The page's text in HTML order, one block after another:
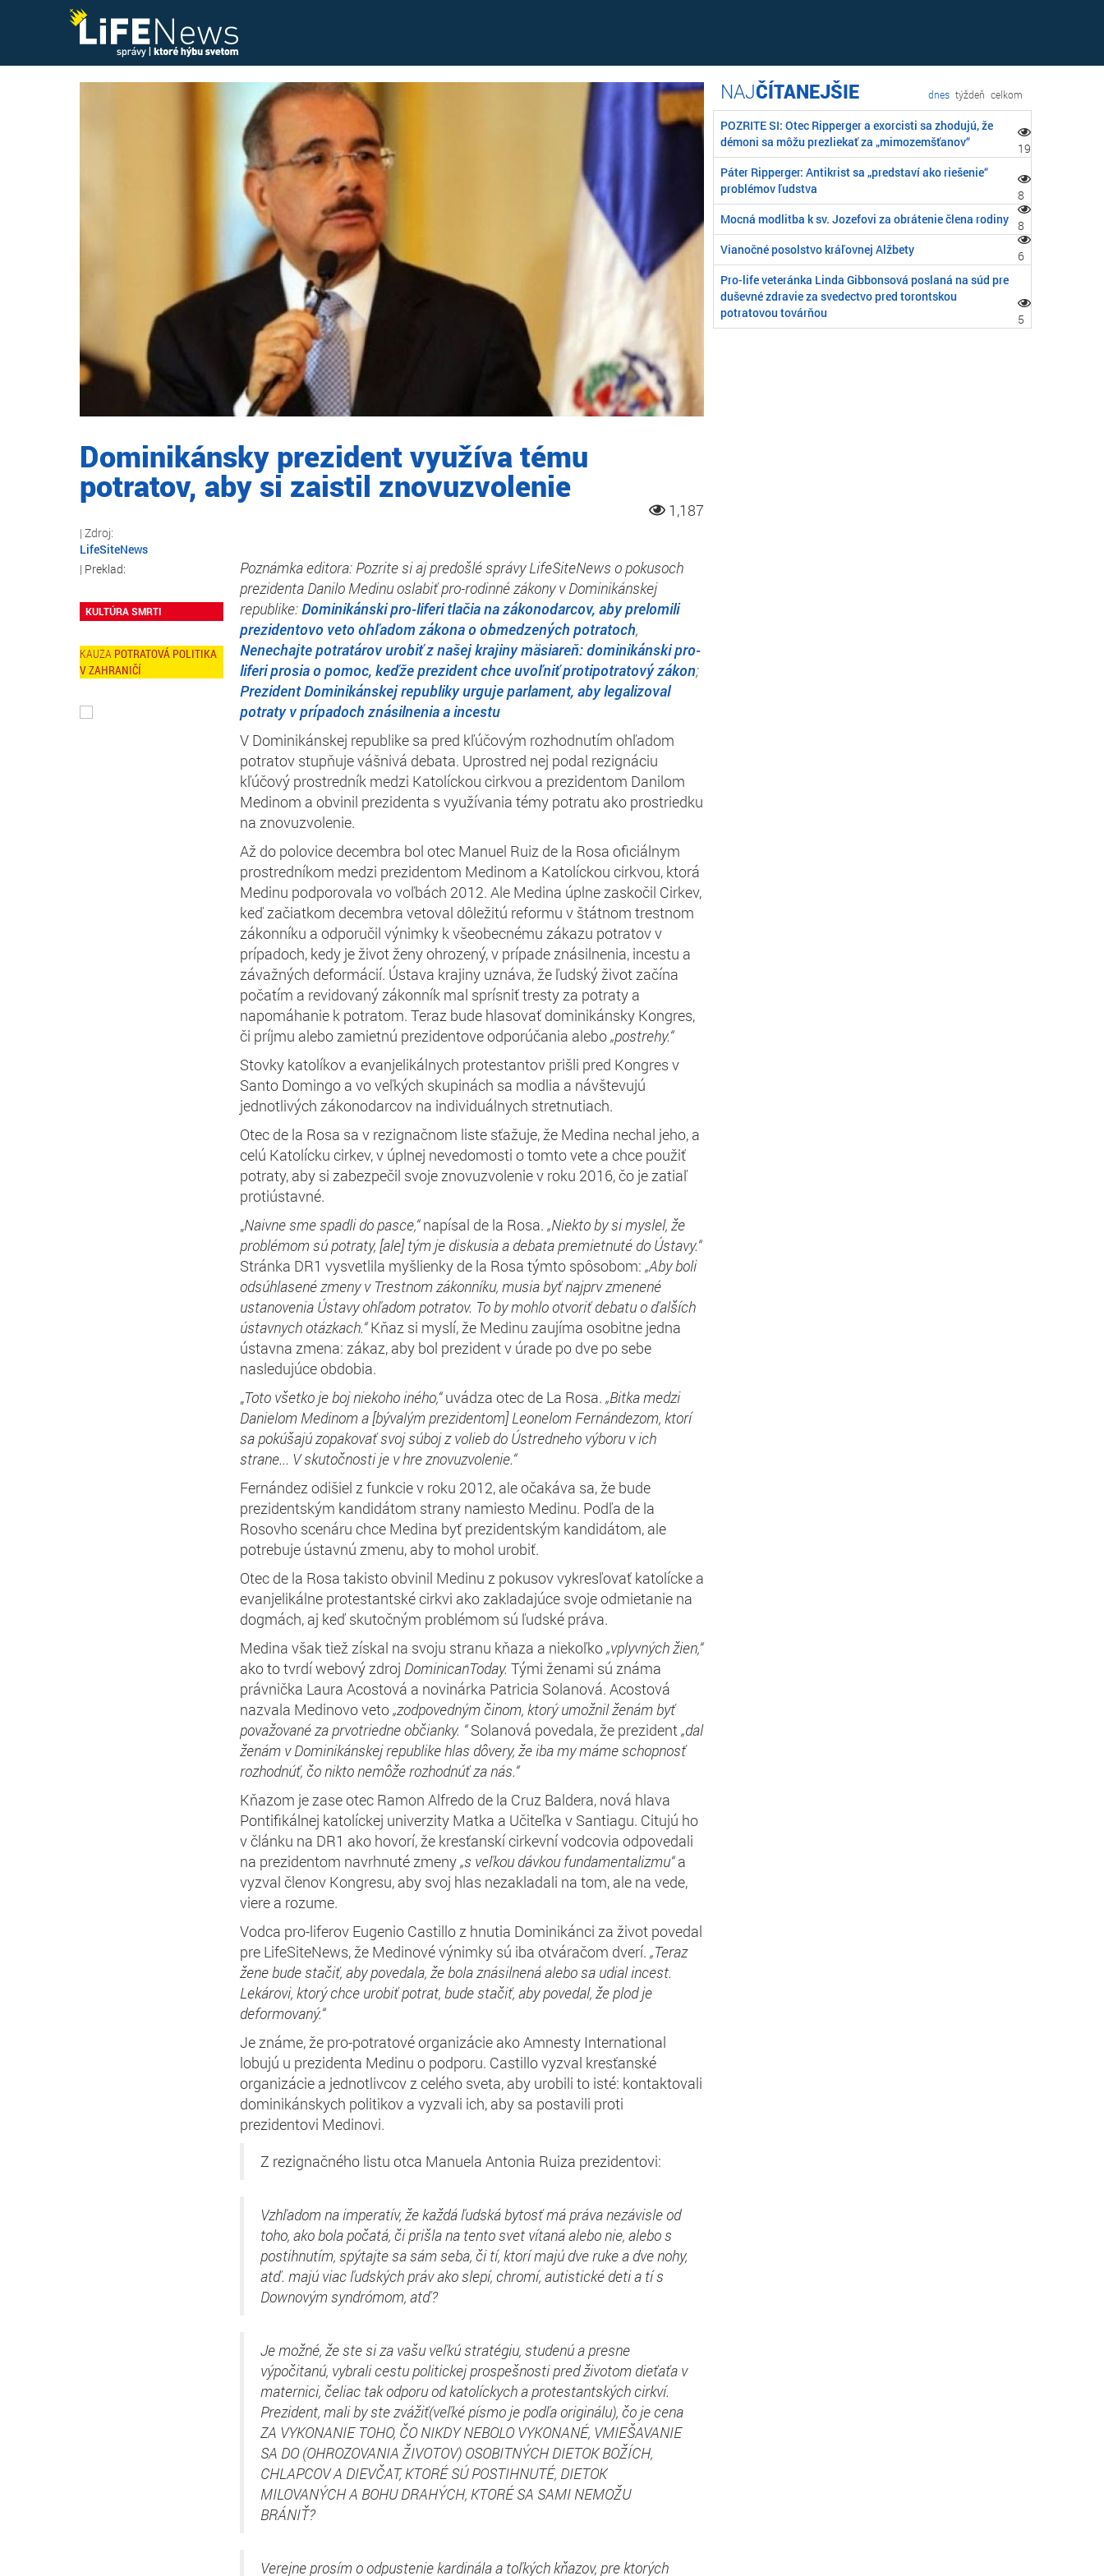
Dominikánsky prezident využíva tému
potratov, aby si zaistil znovuzvolenie
1,187
LifeSiteNews
KULTÚRA SMRTI
POTRATOVÁ POLITIKA
V ZAHRANIČÍ
Poznámka editora: Pozrite si aj predošlé správyLifeSiteNews o pokusoch
prezidenta Danilo Medinu oslabiť pro-rodinné zákony v Dominikánskej
republike:Dominikánski pro-liferi tlačia na zákonodarcov, aby prelomili
prezidentovo veto ohľadom zákona o obmedzených potratoch,
Nenechajte potratárov urobiť z našej krajiny mäsiareň: dominikánski pro-
liferi prosia o pomoc, keďže prezident chce uvoľniť protipotratový zákon;
Prezident Dominikánskej republiky urguje parlament, aby legalizoval
potraty v prípadoch znásilnenia a incestu
V Dominikánskej republike sa pred kľúčovým rozhodnutím ohľadom
potratov stupňuje vášnivá debata. Uprostred nej podal rezignáciu
kľúčový prostredník medzi Katolíckou cirkvou a prezidentom Danilom
Medinom a obvinil prezidenta s využívania témy potratu ako prostriedku
na znovuzvolenie.
Až do polovice decembra bol otec Manuel Ruiz de la Rosa oficiálnym
prostredníkom medzi prezidentom Medinom a Katolíckou cirkvou, ktorá
Medinu podporovala vo voľbách 2012. Ale Medina úplne zaskočil Cirkev,
keď začiatkom decembra vetoval dôležitú reformu v štátnom trestnom
zákonníku a odporučil výnimky k všeobecnému zákazu potratov v
prípadoch, kedy je život ženy ohrozený, v prípade znásilnenia, incestu a
závažných deformácií. Ústava krajiny uznáva, že ľudský život začína
počatím a revidovaný zákonník mal sprísniť tresty za potraty a
napomáhanie k potratom. Teraz bude hlasovať dominikánsky Kongres,
či príjmu alebo zamietnú prezidentove odporúčania alebo„postrehy.“
Stovky katolíkov a evanjelikálnych protestantov prišli pred Kongres v
Santo Domingo a vo veľkých skupinách sa modlia a návštevujú
jednotlivých zákonodarcov na individuálnych stretnutiach.
Otec de la Rosa sa v rezignačnom liste sťažuje, že Medina nechal jeho, a
celú Katolícku cirkev, v úplnej nevedomosti o tomto vete a chce použiť
potraty, aby si zabezpečil svoje znovuzvolenie v roku 2016, čo je zatiaľ
protiústavné.
„Naivne sme spadli do pasce,“napísal de la Rosa. „Niekto by si myslel, že
problémom sú potraty, [ale] tým je diskusia a debata premietnuté do Ústavy.“
Stránka DR1 vysvetlila myšlienky de la Rosa týmto spôsobom: „Aby boli
odsúhlasené zmeny v Trestnom zákonníku, musia byť najprv zmenené
ustanovenia Ústavy ohľadom potratov. To by mohlo otvoriť debatu o ďalších
ústavnych otázkach.“Kňaz si myslí, že Medinu zaujíma osobitne jedna
ústavna zmena: zákaz, aby bol prezident v úrade po dve po sebe
nasledujúce obdobia.
„Toto všetko je boj niekoho iného,“uvádza otec de La Rosa. „Bitka medzi
Danielom Medinom a[bývalým prezidentom]Leonelom Fernándezom, ktorí
sa pokúšajú zopakovať svoj súboj z volieb do Ústredneho výboru v ich
strane... V skutočnosti je v hre znovuzvolenie.“
Fernández odišiel z funkcie v roku 2012, ale očakáva sa, že bude
prezidentským kandidátom strany namiesto Medinu. Podľa de la
Rosovho scenáru chce Medina byť prezidentským kandidátom, ale
potrebuje ústavnú zmenu, aby to mohol urobiť.
Otec de la Rosa takisto obvinil Medinu z pokusov vykresľovať katolícke a
evanjelikálne protestantské cirkvi ako zakladajúce svoje odmietanie na
dogmách, aj keď skutočným problémom sú ľudské práva.
Medina však tiež získal na svoju stranu kňaza a niekoľko„vplyvných žien,“
ako to tvrdí webový zdroj DominicanToday. Tými ženami sú známa
právnička Laura Acostová a novinárka Patricia Solanová. Acostová
nazvala Medinovo veto„zodpovedným činom, ktorý umožnil ženám byť
považované za prvotriedne občianky. “Solanová povedala, že prezident„dal
ženám v Dominikánskej republike hlas dôvery, že iba my máme schopnosť
rozhodnúť, čo nikto nemôže rozhodnúť za nás.“
Kňazom je zase otec Ramon Alfredo de la Cruz Baldera, nová hlava
Pontifikálnej katolíckej univerzity Matka a Učiteľka v Santiagu. Citujú ho
v článku na DR1 ako hovorí, že kresťanskí cirkevní vodcovia odpovedali
na prezidentom navrhnuté zmeny„s veľkou dávkou fundamentalizmu“a
vyzval členov Kongresu, aby svoj hlas nezakladali na tom, ale na vede,
viere a rozume.
Vodca pro-liferov Eugenio Castillo z hnutia Dominikánci za život povedal
pre LifeSiteNews, že Medinové výnimky sú iba otváračom dverí. „Teraz
žene bude stačiť, aby povedala, že bola znásilnená alebo sa udial incest.
Lekárovi, ktorý chce urobiť potrat, bude stačiť, aby povedal, že plod je
deformovaný.“
Je známe, že pro-potratové organizácie ako Amnesty International
lobujú u prezidenta Medinu o podporu. Castillo vyzval kresťanské
organizácie a jednotlivcov z celého sveta, aby urobili to isté: kontaktovali
dominikánskych politikov a vyzvali ich, aby sa postavili proti
prezidentovi Medinovi.
Z rezignačného listu otca Manuela Antonia Ruiza prezidentovi:
Vzhľadom na imperatív, že každá ľudská bytosť má práva nezávisle od
toho, ako bola počatá, či prišla na tento svet vítaná alebo nie, alebo s
postihnutím, spýtajte sa sám seba, či tí, ktorí majú dve ruke a dve nohy,
atď. majú viac ľudských práv ako slepí, chromí, autistické deti a tí s
Downovým syndrómom, atď?
Je možné, že ste si za vašu veľkú stratégiu, studenú a presne
výpočitanú, vybrali cestu politickej prospešnosti pred životom dieťaťa v
maternici, čeliac tak odporu od katolíckych a protestantských cirkví.
Prezident, mali by ste zvážiť(veľké písmo je podľa originálu), čo je cena
ZA VYKONANIE TOHO, ČO NIKDY NEBOLO VYKONANÉ, VMIEŠAVANIE
SA DO (OHROZOVANIA ŽIVOTOV) OSOBITNÝCH DIETOK BOŽÍCH,
CHLAPCOV A DIEVČAT, KTORÉ SÚ POSTIHNUTÉ, DIETOK
MILOVANÝCH A BOHU DRAHÝCH, KTORÉ SA SAMI NEMOŽU
BRÁNIŤ?
Verejne prosím o odpustenie kardinála a toľkých kňazov, pre ktorých
ČÍTANEJŠIE dnes týždeň celkom
POZRITE SI: Otec Ripperger a exorcisti sa zhodujú, že
démoni sa môžu prezliekať za „mimozemšťanov“
19
Páter Ripperger: Antikrist sa „predstaví ako riešenie“
problémov ľudstva
8
Mocná modlitba k sv. Jozefovi za obrátenie člena rodiny 8
Vianočné posolstvo kráľovnej Alžbety
6
Pro-life veteránka Linda Gibbonsová poslaná na súd pre
duševné zdravie za svedectvo pred torontskou
potratovou továrňou
5